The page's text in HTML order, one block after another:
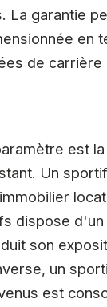
La garantie
en
de carrière
est
Un
dispose d'un
son
un
est